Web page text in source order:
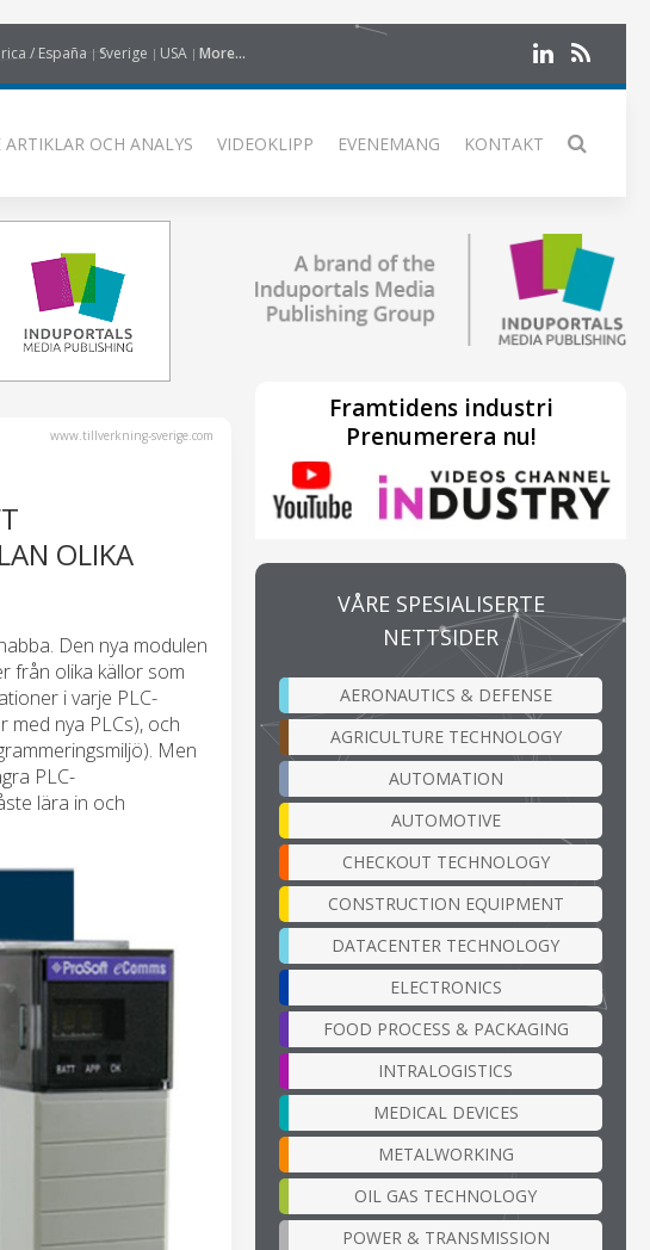
/ España Sverige USA More...
ARTIKLAR OCH ANALYS VIDEOKLIPP EVENEMANG KONTAKT
www.tillverkning-sverige.com
OLIKA
Den nya modulen
från olika källor som
i varje PLC-
nya PLCs), och
Men
PLC-
lära in och
Framtidens industri
Prenumerera nu!
VÅRE SPESIALISERTE
NETTSIDER
AERONAUTICS & DEFENSE
AGRICULTURE TECHNOLOGY
AUTOMATION
AUTOMOTIVE
CHECKOUT TECHNOLOGY
CONSTRUCTION EQUIPMENT
DATACENTER TECHNOLOGY
ELECTRONICS
FOOD PROCESS & PACKAGING
INTRALOGISTICS
MEDICAL DEVICES
METALWORKING
OIL GAS TECHNOLOGY
POWER & TRANSMISSION